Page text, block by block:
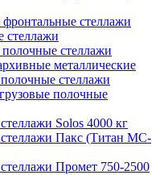
стеллажи
стеллажи
полочные стеллажи
металлические
стеллажи
полочные
Solos 4000 кг
Пакс (Титан МС-
Промет 750-2500